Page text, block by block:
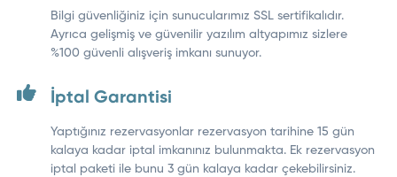
Bilgi güvenliğiniz için sunucularımız SSL sertifikalıdır.
Ayrıca gelişmiş ve güvenilir yazılım altyapımız sizlere
%100 güvenli alışveriş imkanı sunuyor.
İptal Garantisi
Yaptığınız rezervasyonlar rezervasyon tarihine 15 gün
kalaya kadar iptal imkanınız bulunmakta. Ek rezervasyon
iptal paketi ile bunu 3 gün kalaya kadar çekebilirsiniz.